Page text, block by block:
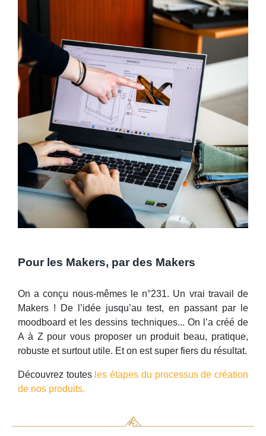
Pour les Makers, par des Makers
On a conçu nous-mêmes le n°231. Un vrai travail de
Makers ! De l’idée jusqu’au test, en passant par le
moodboard et les dessins techniques... On l’a créé de
A à Z pour vous proposer un produit beau, pratique,
robuste et surtout utile. Et on est super fiers du résultat.
Découvrez toutes les étapes du processus de création
de nos produits.